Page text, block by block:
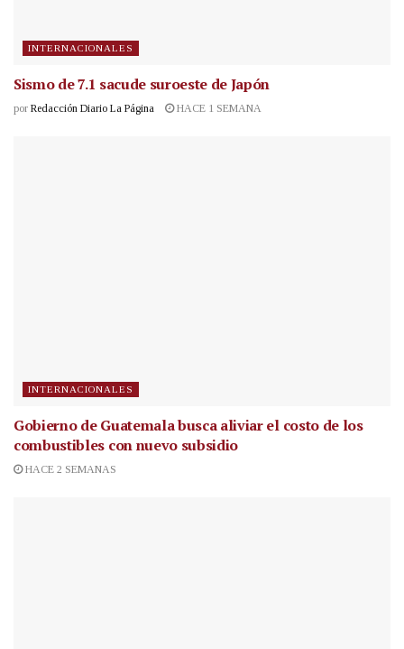
INTERNACIONALES
Sismo de 7.1 sacude suroeste de Japón
por Redacción Diario La Página HACE 1 SEMANA
INTERNACIONALES
Gobierno de Guatemala busca aliviar el costo de los
combustibles con nuevo subsidio
HACE 2 SEMANAS